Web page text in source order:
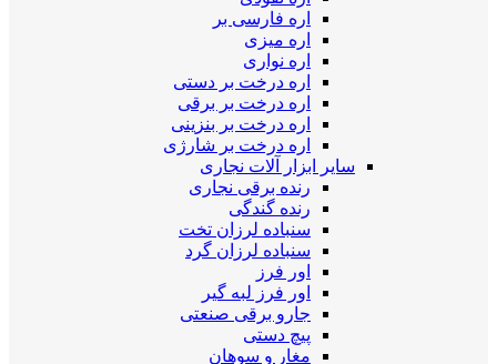
اره فارسی بر
اره میزی
اره نواری
اره درخت بر دستی
اره درخت بر برقی
اره درخت بر بنزینی
اره درخت بر شارژی
سایر ابزار آلات نجاری
رنده برقی نجاری
رنده گندگی
سنباده لرزان تخت
سنباده لرزان گرد
اور فرز
اور فرز لبه گیر
جارو برقی صنعتی
پیچ دستی
مغار و سوهان